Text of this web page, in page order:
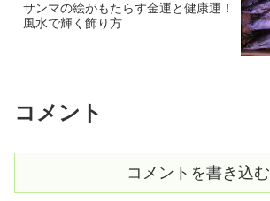
サンマの絵がもたらす金運と健康運！
風水で輝く飾り方
コメント
コメントを書き込む